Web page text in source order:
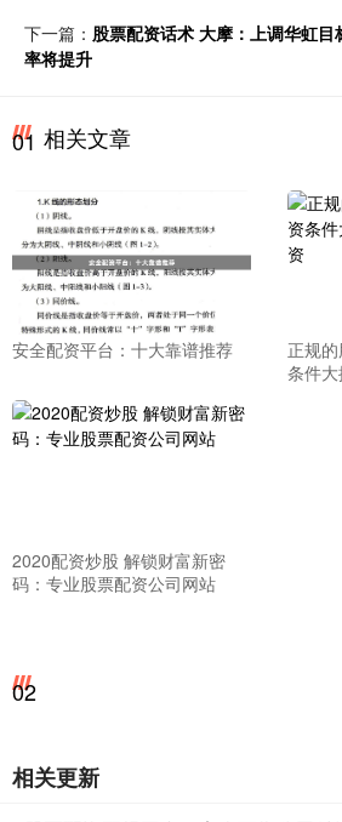
下一篇： 股票配资话术 大摩：上调华虹
率将提升
01 相关文章
安全配资平台：十大靠谱推荐
正规
条件
2020配资炒股 解锁财富新密
码：专业股票配资公司网站
02
相关更新